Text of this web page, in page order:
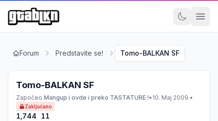
Forum Predstavite se! Tomo-BALKAN SF
Tomo-BALKAN SF
Započeo Mangup i ovde i preko TASTATURE !• 10. Maj 2009.•
Zaključano
1,744 11